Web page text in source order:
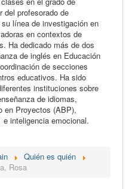
del profesorado de
línea de investigación en
en contextos de
Ha dedicado más de dos
de inglés en Educación
de secciones
educativos. Ha sido
instituciones sobre
de idiomas,
en Proyectos (ABP),
inteligencia emocional.
Quién es quién
Rosa